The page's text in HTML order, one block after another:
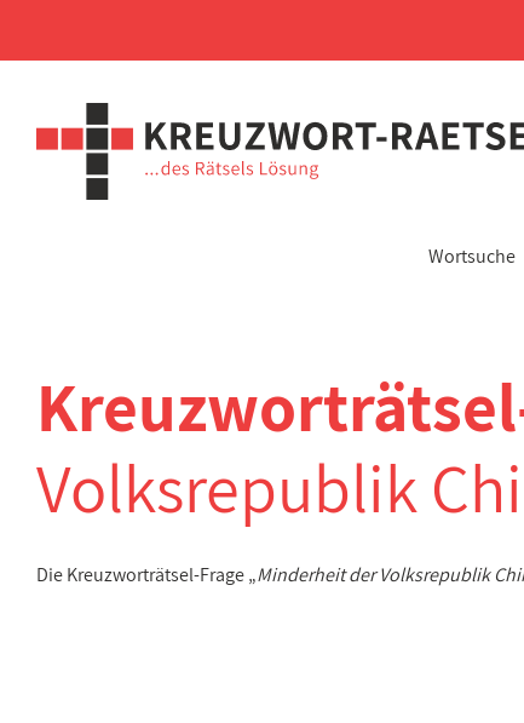
Wortsuche
Volksrepublik
Die Kreuzworträtsel-Frage „Minderheit der Volksrepublik